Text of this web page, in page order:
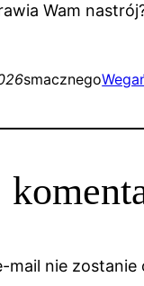
Wam
smacznego
mail nie zostanie